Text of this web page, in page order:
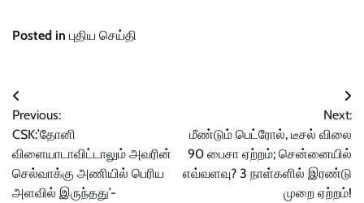
Posted in புதிய செய்தி
Post
navigation
Previous:
CSK:’தோனி
விளையாடாவிட்டாலும் அவரின்
செல்வாக்கு அணியில் பெரிய
அளவில் இருந்தது’-
Next:
மீண்டும் பெட்ரோல், டீசல் விலை
90 பைசா ஏற்றம்; சென்னையில்
எவ்வளவு? 3 நாள்களில் இரண்டு
முறை ஏற்றம்!